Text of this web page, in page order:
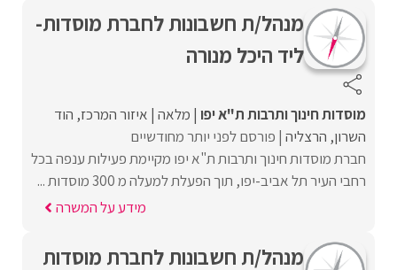
מנהל/ת חשבונות לחברת מוסדות-
ליד היכל מנורה
מוסדות חינוך ותרבות ת"א יפו מלאה איזור המרכז הוד
השרון הרצליה פורסם לפני יותר מחודשיים
חברת מוסדות חינוך ותרבות ת"א יפו מקיימת פעילות ענפה בכל
רחבי העיר תל אביב-יפו, תוך הפעלת למעלה מ 300 מוסדות ...
מידע על המשרה
מנהל/ת חשבונות לחברת מוסדות